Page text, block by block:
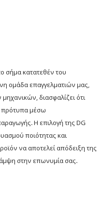
μιας μακροπρόθεσμης
κατάστημα, μια
ή ένα έργο βιτρίνας
στην παροχή σταθερών,
πώλησης μέσω εξαιρετικού
δυνατοτήτων παγκόσμιας
περισσότερα από
εμπειρίες μεταξύ
σήμα κατατεθέν του
ομάδα επαγγελματιών μας,
διασφαλίζει ότι
πρότυπα μέσω
Η επιλογή της DG
ποιότητας και
να αποτελεί απόδειξη της
στην επωνυμία σας.